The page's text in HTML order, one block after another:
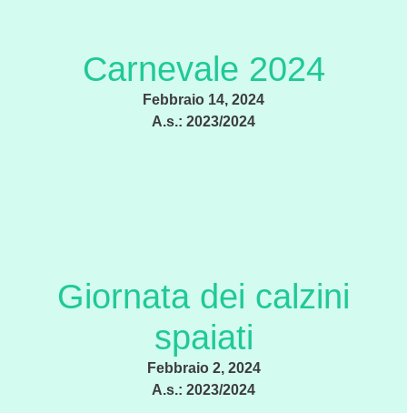
Carnevale 2024
Febbraio 14, 2024
A.s.: 2023/2024
Giornata dei calzini
spaiati
Febbraio 2, 2024
A.s.: 2023/2024